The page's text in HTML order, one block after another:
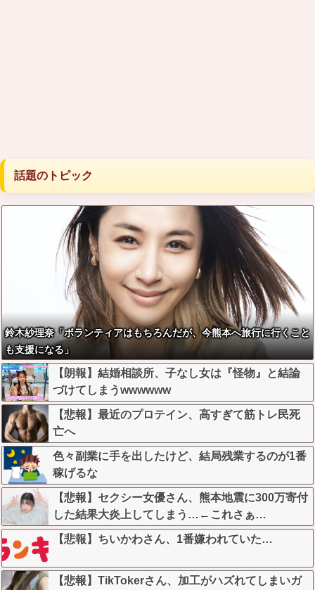
話題のトピック
鈴木紗理奈「ボランティアはもちろんだが、今熊本へ旅行に行くこと
も支援になる」
【朗報】結婚相談所、子なし女は『怪物』と結論
づけてしまうwwwwww
【悲報】最近のプロテイン、高すぎて筋トレ民死
亡へ
色々副業に手を出したけど、結局残業するのが1番
稼げるな
【悲報】セクシー女優さん、熊本地震に300万寄付
した結果大炎上してしまう…←これさぁ…
【悲報】ちいかわさん、1番嫌われていた…
【悲報】TikTokerさん、加工がハズれてしまいガ